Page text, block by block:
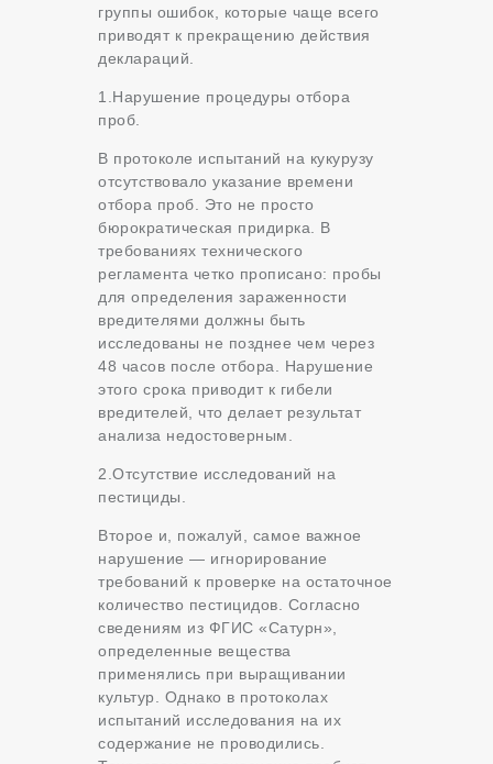
группы ошибок, которые чаще всего
приводят к прекращению действия
деклараций.
1.Нарушение процедуры отбора
проб.
В протоколе испытаний на кукурузу
отсутствовало указание времени
отбора проб. Это не просто
бюрократическая придирка. В
требованиях технического
регламента четко прописано: пробы
для определения зараженности
вредителями должны быть
исследованы не позднее чем через
48 часов после отбора. Нарушение
этого срока приводит к гибели
вредителей, что делает результат
анализа недостоверным.
2.Отсутствие исследований на
пестициды.
Второе и, пожалуй, самое важное
нарушение — игнорирование
требований к проверке на остаточное
количество пестицидов. Согласно
сведениям из ФГИС «Сатурн»,
определенные вещества
применялись при выращивании
культур. Однако в протоколах
испытаний исследования на их
содержание не проводились.